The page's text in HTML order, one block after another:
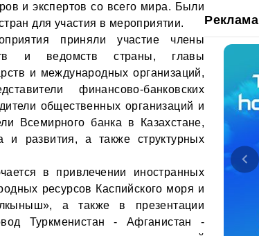
и экспертов со всего мира. Были
для участия в мероприятии.
приняли участие члены
и ведомств страны, главы
и международных организаций,
финансово-банковских
общественных организаций и
Всемирного банка в Казахстане,
и развития, а также структурных
в привлечении иностранных
ресурсов Каспийского моря и
а также в презентации
Туркменистан - Афганистан -
Реклама